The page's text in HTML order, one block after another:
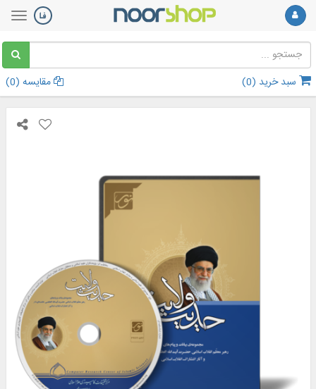
سبد خرید (0
) مقایسه (0
)